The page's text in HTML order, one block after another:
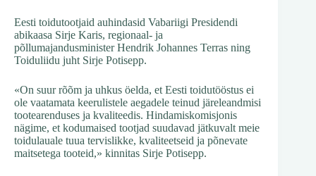
Eesti toidutootjaid auhindasid Vabariigi Presidendi
abikaasa Sirje Karis, regionaal- ja
põllumajandusminister Hendrik Johannes Terras ning
Toiduliidu juht Sirje Potisepp.
«On suur rõõm ja uhkus öelda, et Eesti toidutööstus ei
ole vaatamata keerulistele aegadele teinud järeleandmisi
tootearenduses ja kvaliteedis. Hindamiskomisjonis
nägime, et kodumaised tootjad suudavad jätkuvalt meie
toidulauale tuua tervislikke, kvaliteetseid ja põnevate
maitsetega tooteid,» kinnitas Sirje Potisepp.